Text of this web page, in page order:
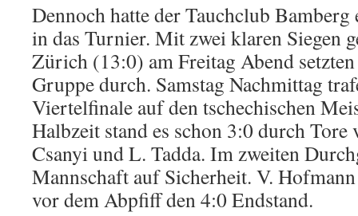
Dennoch hatte der Tauchclub
in das Turnier. Mit zwei klaren Siegen
Zürich (13:0) am Freitag Abend
Gruppe durch. Samstag Nachmittag
Viertelfinale auf den tschechischen
Halbzeit stand es schon 3:0 durch
Csanyi und L. Tadda. Im zweiten
Mannschaft auf Sicherheit. V.
vor dem Abpfiff den 4:0 Endstand.